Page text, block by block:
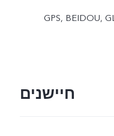
GPS, BEIDOU,
חיישנים